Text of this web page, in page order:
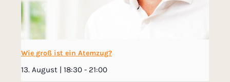
Wie groß ist ein Atemzug?
13. August | 18:30 - 21:00